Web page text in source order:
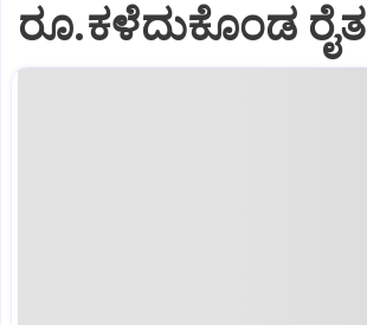
ರೂ.ಕಳೆದುಕೊಂಡ ರೈತ